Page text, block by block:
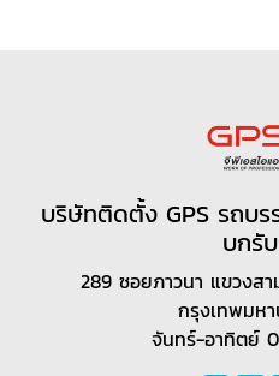
บริษัทติดตั้ง GPS รถบ
บกรั
289 ซอยภาวนา แขวงส
กรุงเทพมห
จันทร์-อาทิตย์